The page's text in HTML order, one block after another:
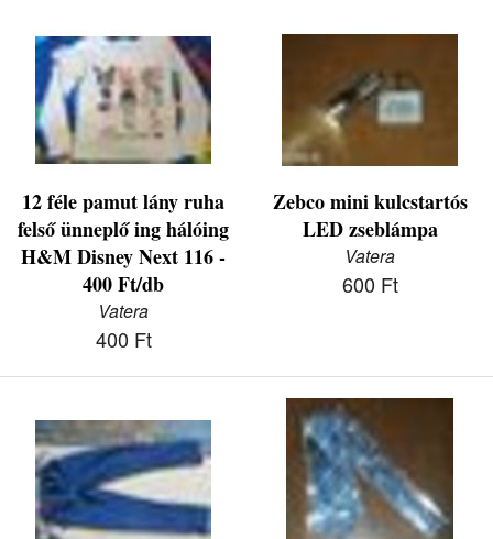
12 féle pamut lány ruha
felső ünneplő ing hálóing
H&M Disney Next 116 -
400 Ft/db
Vatera
400 Ft
Zebco mini kulcstartós
LED zseblámpa
Vatera
600 Ft